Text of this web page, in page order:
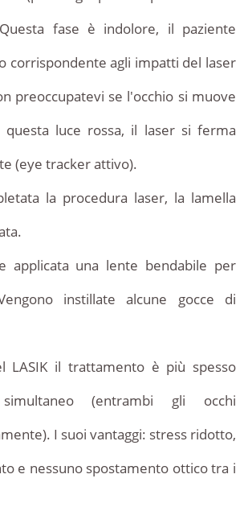
fase è indolore, il paziente
corrispondente agli impatti del laser
preoccupatevi se l'occhio si muove
luce rossa, il laser si ferma
(eye tracker attivo).
la procedura laser, la lamella
applicata una lente bendabile per
instillate alcune gocce di
LASIK il trattamento è più spesso
(entrambi gli occhi
I suoi vantaggi: stress ridotto,
e nessuno spostamento ottico tra i